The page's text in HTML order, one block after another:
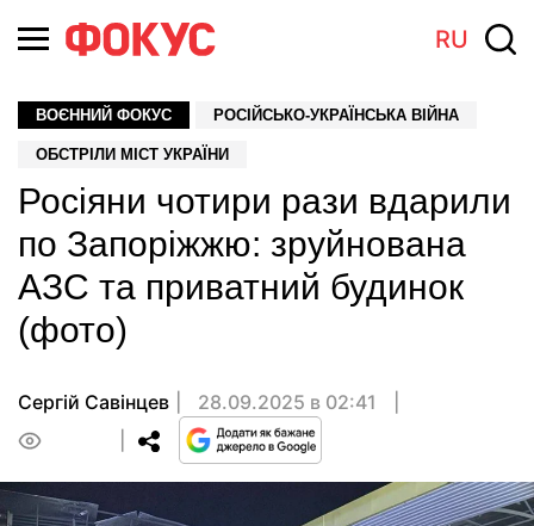
RU
ВОЄННИЙ ФОКУС РОСІЙСЬКО-УКРАЇНСЬКА ВІЙНА
ОБСТРІЛИ МІСТ УКРАЇНИ
Росіяни чотири рази вдарили
по Запоріжжю: зруйнована
АЗС та приватний будинок
(фото)
Сергій Савінцев
28.09.2025 в 02:41